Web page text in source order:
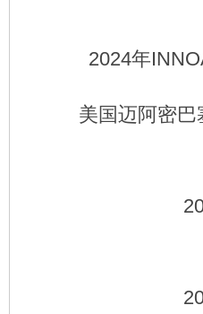
2024年
美国迈阿密